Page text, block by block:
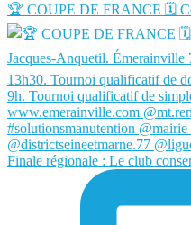
🏆 COUPE DE FRANCE 🗓️
Finale régionale : Le club